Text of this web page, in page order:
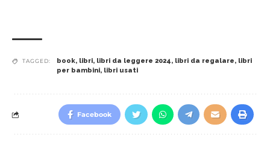
TAGGED: book, libri, libri da leggere 2024, libri da regalare, libri
per bambini, libri usati
Facebook